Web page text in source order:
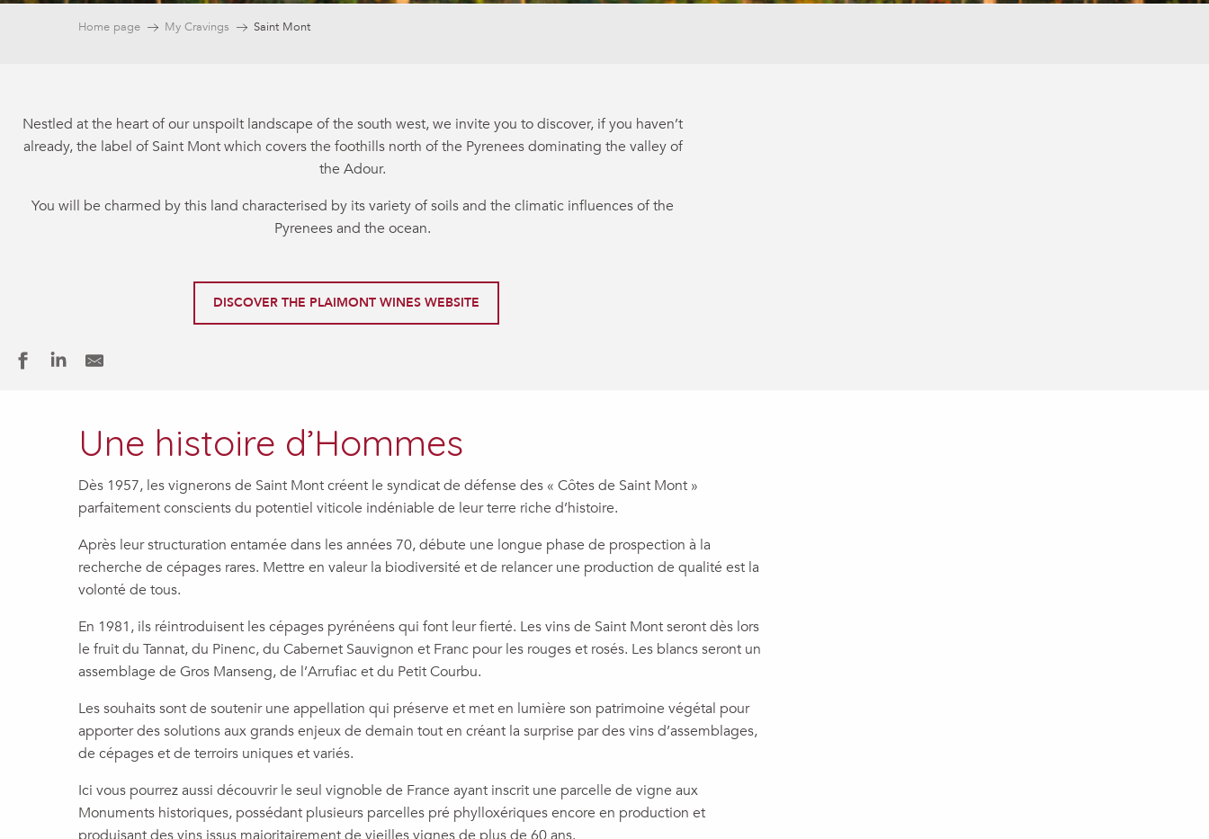
Home page My Cravings Saint Mont
Nestled at the heart of our unspoilt landscape of the south west, we invite you to discover, if you haven’t
already, the label of Saint Mont which covers the foothills north of the Pyrenees dominating the valley of
the Adour.
You will be charmed by this land characterised by its variety of soils and the climatic influences of the
Pyrenees and the ocean.
DISCOVER THE PLAIMONT WINES WEBSITE
Une histoire d’Hommes
Dès 1957, les vignerons de Saint Mont créent le syndicat de défense des « Côtes de Saint Mont »
parfaitement conscients du potentiel viticole indéniable de leur terre riche d’histoire.
Après leur structuration entamée dans les années 70, débute une longue phase de prospection à la
recherche de cépages rares. Mettre en valeur la biodiversité et de relancer une production de qualité est la
volonté de tous.
En 1981, ils réintroduisent les cépages pyrénéens qui font leur fierté. Les vins de Saint Mont seront dès lors
le fruit du Tannat, du Pinenc, du Cabernet Sauvignon et Franc pour les rouges et rosés. Les blancs seront un
assemblage de Gros Manseng, de l’Arrufiac et du Petit Courbu.
Les souhaits sont de soutenir une appellation qui préserve et met en lumière son patrimoine végétal pour
apporter des solutions aux grands enjeux de demain tout en créant la surprise par des vins d’assemblages,
de cépages et de terroirs uniques et variés.
Ici vous pourrez aussi découvrir le seul vignoble de France ayant inscrit une parcelle de vigne aux
Monuments historiques, possédant plusieurs parcelles pré phylloxériques encore en production et